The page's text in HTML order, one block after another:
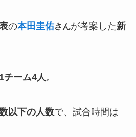
の本田圭佑さんが考案した新
1チーム4人。
以下の人数で、試合時間は